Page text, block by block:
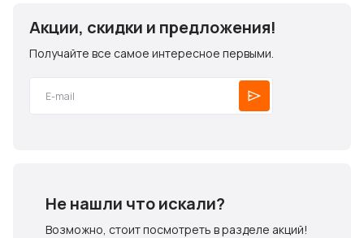
Акции, скидки и предложения!
Получайте все самое интересное первыми.
Не нашли что искали?
Возможно, стоит посмотреть в разделе акций!